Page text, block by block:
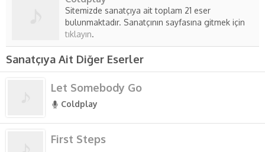
Sitemizde sanatçıya ait toplam 21 eser
bulunmaktadır. Sanatçının sayfasına gitmek için
tıklayın.
Sanatçıya Ait Diğer Eserler
Let Somebody Go
Coldplay
First Steps